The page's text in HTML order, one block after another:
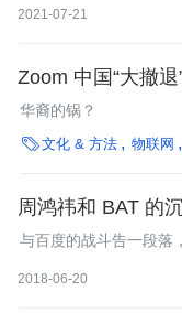
2021-07-21
Zoom 中国“大撤退
华裔的锅？
文化 & 方法 物联网
周鸿祎和 BAT 的
与百度的战斗告一段落
2018-06-20